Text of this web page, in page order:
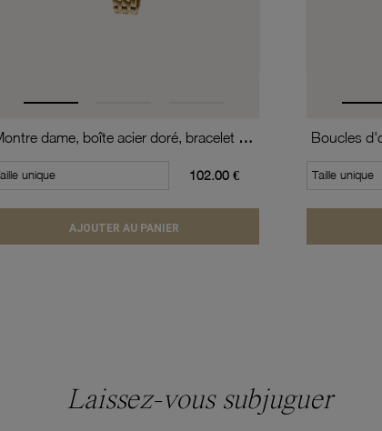
Montre dame, boîte acier doré, bracelet acier doré et verre minéral
unique 102.00 €
AJOUTER AU PANIER
Taille unique
Laissez-vous subjuguer